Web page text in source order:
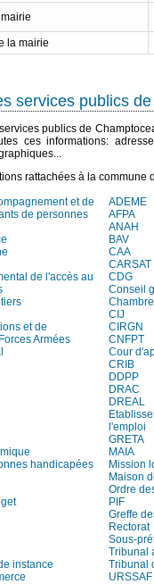
la mairie
services publics
publics de
ces informations:
rattachées à la commune
et de
de personnes
ADEME
AFPA
ANAH
BAV
CAA
CARSAT
de l'accès au
CDG
Conseil
CIJ
et de
Armées
CIRGN
CNFPT
Cour
CRIB
DDPP
DRAC
DREAL
l'emploi
GRETA
MAIA
handicapées
Mission
Maison
Ordre
PIF
Greffe
Rectorat
Sous-
Tribunal
instance
Tribunal
URSSAF